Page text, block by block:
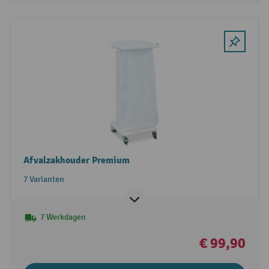
Afvalzakhouder Premium
7 Varianten
7 Werkdagen
€ 99,90